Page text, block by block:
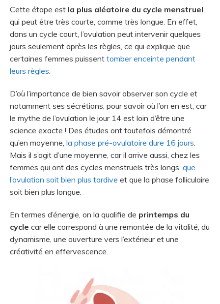
Cette étape est la plus aléatoire du cycle menstruel,
qui peut être très courte, comme très longue. En effet,
dans un cycle court, l’ovulation peut intervenir quelques
jours seulement après les règles, ce qui explique que
certaines femmes puissent tomber enceinte pendant
leurs règles.
D’où l’importance de bien savoir observer son cycle et
notamment ses sécrétions, pour savoir où l’on en est, car
le mythe de l’ovulation le jour 14 est loin d’être une
science exacte ! Des études ont toutefois démontré
qu’en moyenne, la phase pré-ovulatoire dure 16 jours.
Mais il s’agit d’une moyenne, car il arrive aussi, chez les
femmes qui ont des cycles menstruels très longs, que
l’ovulation soit bien plus tardive et que la phase folliculaire
soit bien plus longue.
En termes d’énergie, on la qualifie de printemps du
cycle car elle correspond à une remontée de la vitalité, du
dynamisme, une ouverture vers l’extérieur et une
créativité en effervescence.